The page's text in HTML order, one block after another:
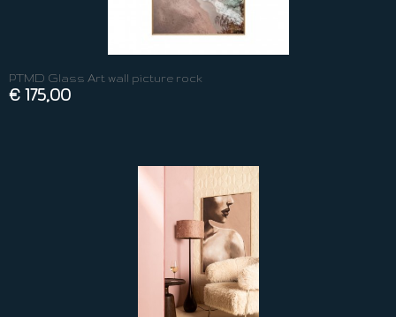
PTMD Glass Art wall picture rock
€ 175,00